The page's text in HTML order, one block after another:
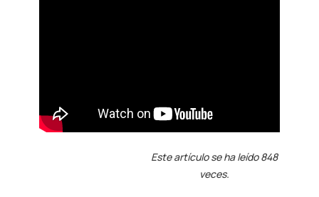
Este artículo se ha leído 848
veces.